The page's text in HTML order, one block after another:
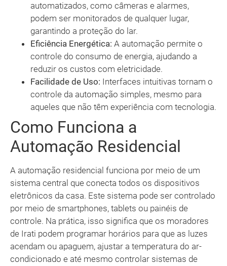
automatizados, como câmeras e alarmes,
podem ser monitorados de qualquer lugar,
garantindo a proteção do lar.
Eficiência Energética: A automação permite o
controle do consumo de energia, ajudando a
reduzir os custos com eletricidade.
Facilidade de Uso: Interfaces intuitivas tornam o
controle da automação simples, mesmo para
aqueles que não têm experiência com tecnologia.
Como Funciona a
Automação Residencial
A automação residencial funciona por meio de um
sistema central que conecta todos os dispositivos
eletrônicos da casa. Este sistema pode ser controlado
por meio de smartphones, tablets ou painéis de
controle. Na prática, isso significa que os moradores
de Irati podem programar horários para que as luzes
acendam ou apaguem, ajustar a temperatura do ar-
condicionado e até mesmo controlar sistemas de